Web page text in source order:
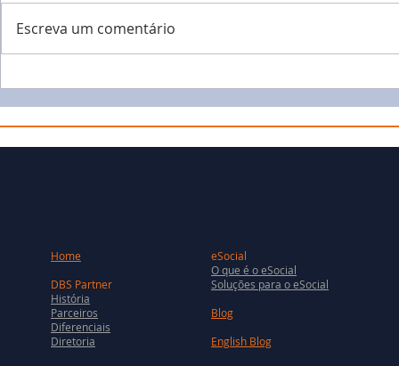
Escreva um comentário
Home
DBS Partner
História
Parceiros
Diferenciais
Diretoria
eSocial
O que é o eSocial
Soluções para o eSocial
Blog
English Blog